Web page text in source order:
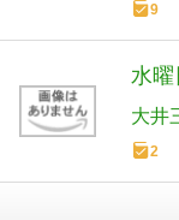
9
水曜
大井
2